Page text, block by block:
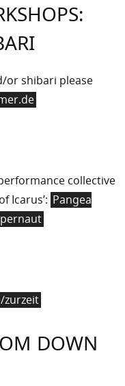
or shibari please
collective
Icarus’: Pangea
zurzeit
DOWN